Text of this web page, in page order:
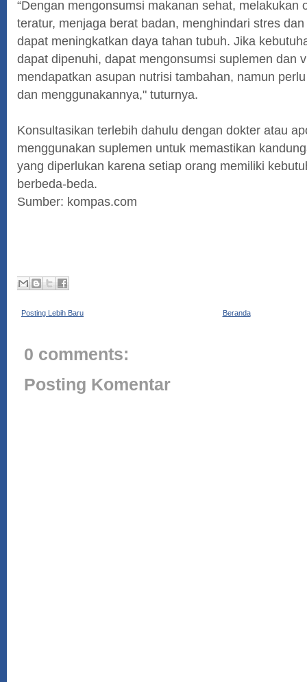
“Dengan mengonsumsi makanan sehat, melakukan
teratur, menjaga berat badan, menghindari stres
dapat meningkatkan daya tahan tubuh. Jika
dapat dipenuhi, dapat mengonsumsi suplemen dan
mendapatkan asupan nutrisi tambahan, namun
dan menggunakannya," tuturnya.
Konsultasikan terlebih dahulu dengan dokter atau
menggunakan suplemen untuk memastikan
yang diperlukan karena setiap orang memiliki
berbeda-beda.
Sumber: kompas.com
Posting Lebih Baru Beranda
0 comments:
Posting Komentar